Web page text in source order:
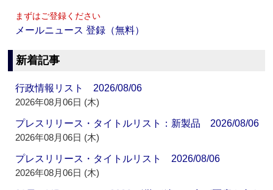
まずはご登録ください
メールニュース 登録（無料）
新着記事
行政情報リスト 2026/08/06
2026年08月06日 (木)
プレスリリース・タイトルリスト：新製品 2026/08/06
2026年08月06日 (木)
プレスリリース・タイトルリスト 2026/08/06
2026年08月06日 (木)